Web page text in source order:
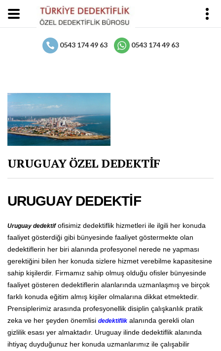
0543 174 49 63 0543 174 49 63
URUGUAY ÖZEL DEDEKTİF
URUGUAY DEDEKTİF
Uruguay dedektifofisimiz dedektiflik hizmetleri ile ilgili her konuda
faaliyet gösterdiği gibi bünyesinde faaliyet göstermekte olan
dedektiflerin her biri alanında profesyonel nerede ne yapması
gerektiğini bilen her konuda sizlere hizmet verebilme kapasitesine
sahip kişilerdir. Firmamız sahip olmuş olduğu ofisler bünyesinde
faaliyet gösteren dedektiflerin alanlarında uzmanlaşmış ve birçok
farklı konuda eğitim almış kişiler olmalarına dikkat etmektedir.
Prensiplerimiz arasında profesyonellik disiplin çalışkanlık pratik
zeka ve her şeyden önemlisi dedektiflik alanında gerekli olan
gizlilik esası yer almaktadır. Uruguay ilinde dedektiflik alanında
ihtiyaç duyduğunuz her konuda uzmanlarımız ile çalışabilir